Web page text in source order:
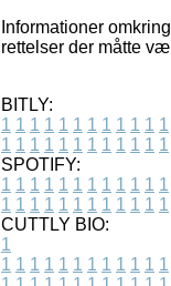
Informationer
rettelser der måtte
BITLY:
1 1 1 1 1 1 1 1 1 1 1 1
1 1 1 1 1 1 1 1 1 1 1 1
SPOTIFY:
1 1 1 1 1 1 1 1 1 1 1 1
1 1 1 1 1 1 1 1 1 1 1 1
CUTTLY BIO:
1
1 1 1 1 1 1 1 1 1 1 1 1